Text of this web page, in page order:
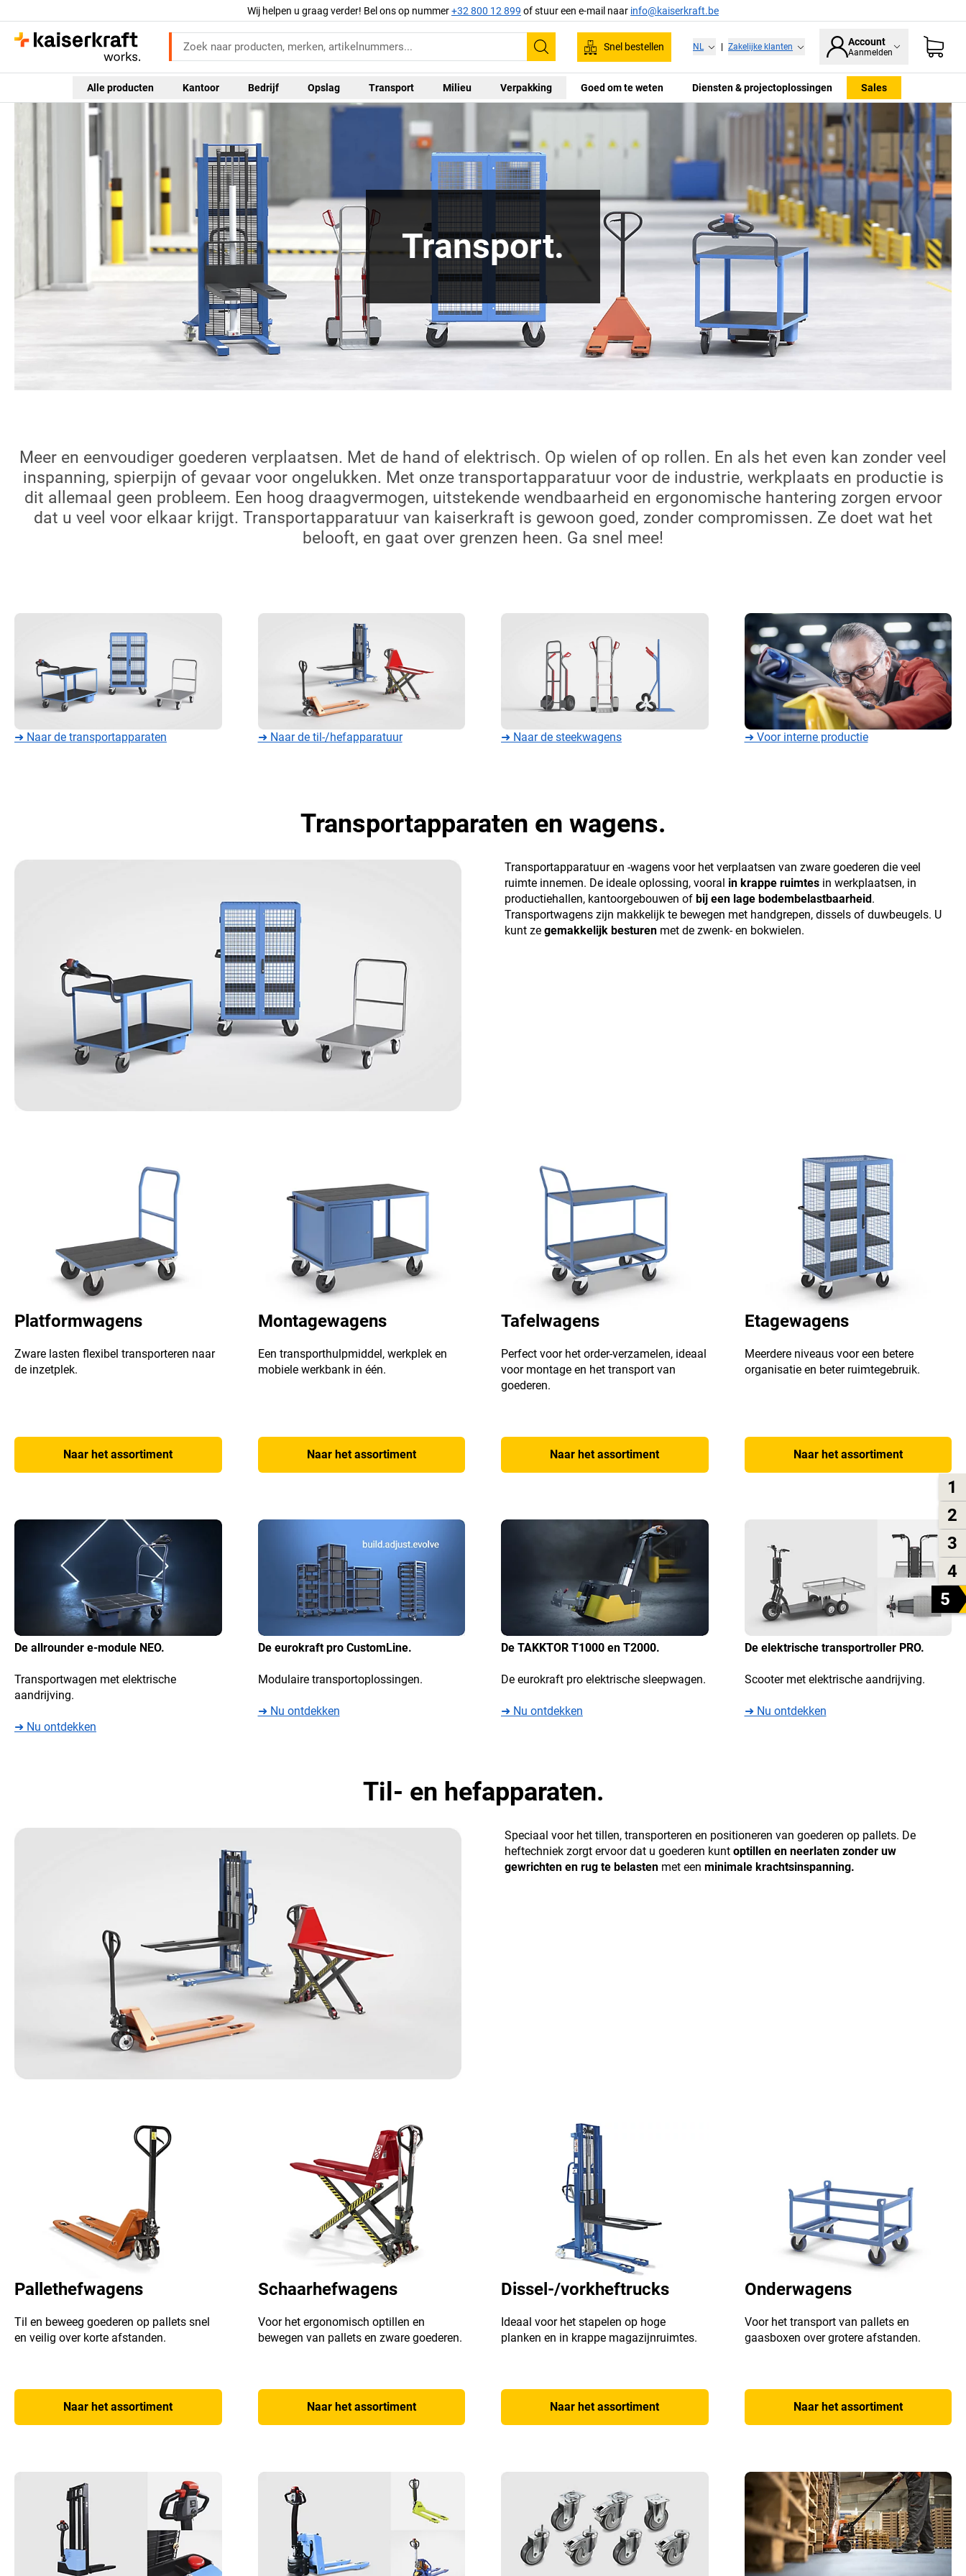
Wij helpen u graag verder! Bel ons op nummer+32 800 12 899 of stuur een e-mail naar info@kaiserkraft.be
Zoeken
Snel bestellen NL Zakelijke klanten Account
Aanmelden
Alle producten Kantoor Bedrijf Opslag Transport Milieu Verpakking Goed om te weten Diensten & projectoplossingen Sales
1
2
3
4
5
Transport.
Meer en eenvoudiger goederen verplaatsen. Met de hand of elektrisch. Op wielen of op rollen. En als het even kan zonder veel
inspanning, spierpijn of gevaar voor ongelukken. Met onze transportapparatuur voor de industrie, werkplaats en productie is
dit allemaal geen probleem. Een hoog draagvermogen, uitstekende wendbaarheid en ergonomische hantering zorgen ervoor
dat u veel voor elkaar krijgt. Transportapparatuur van kaiserkraft is gewoon goed, zonder compromissen. Ze doet wat het
belooft, en gaat over grenzen heen. Ga snel mee!
➜ Naar de transportapparaten ➜ Naar de til-/hefapparatuur ➜ Naar de steekwagens ➜ Voor interne productie
Transportapparaten en wagens.
Transportapparatuur en -wagens voor het verplaatsen van zware goederen die veel
ruimte innemen. De ideale oplossing, vooral in krappe ruimtes in werkplaatsen, in
productiehallen, kantoorgebouwen of bij een lage bodembelastbaarheid.
Transportwagens zijn makkelijk te bewegen met handgrepen, dissels of duwbeugels. U
kunt ze gemakkelijk besturen met de zwenk- en bokwielen.
Platformwagens
Zware lasten flexibel transporteren naar
de inzetplek.
Naar het assortiment
Montagewagens
Een transporthulpmiddel, werkplek en
mobiele werkbank in één.
Naar het assortiment
Tafelwagens
Perfect voor het order-verzamelen, ideaal
voor montage en het transport van
goederen.
Naar het assortiment
Etagewagens
Meerdere niveaus voor een betere
organisatie en beter ruimtegebruik.
Naar het assortiment
De allrounder e-module NEO.
Transportwagen met elektrische
aandrijving.
➜ Nu ontdekken
De eurokraft pro CustomLine.
Modulaire transportoplossingen.
➜ Nu ontdekken
De TAKKTOR T1000 en T2000.
De eurokraft pro elektrische sleepwagen.
➜ Nu ontdekken
De elektrische transportroller PRO.
Scooter met elektrische aandrijving.
➜ Nu ontdekken
Til- en hefapparaten.
Speciaal voor het tillen, transporteren en positioneren van goederen op pallets. De
heftechniek zorgt ervoor dat u goederen kunt optillen en neerlaten zonder uw
gewrichten en rug te belasten met een minimale krachtsinspanning.
Pallethefwagens
Til en beweeg goederen op pallets snel
en veilig over korte afstanden.
Naar het assortiment
Schaarhefwagens
Voor het ergonomisch optillen en
bewegen van pallets en zware goederen.
Naar het assortiment
Dissel-/vorkheftrucks
Ideaal voor het stapelen op hoge
planken en in krappe magazijnruimtes.
Naar het assortiment
Onderwagens
Voor het transport van pallets en
gaasboxen over grotere afstanden.
Naar het assortiment